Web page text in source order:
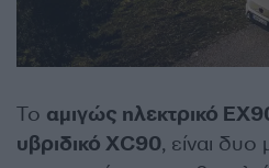
Το αμιγώς ηλεκτρικό
υβριδικό XC90, είναι δυο